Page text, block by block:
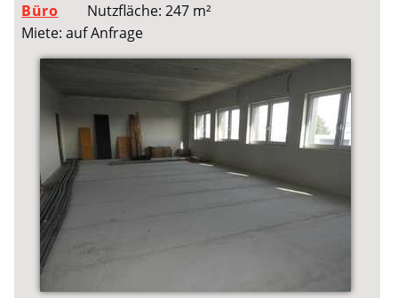
Büro
Nutzfläche: 247 m²
Miete: auf Anfrage